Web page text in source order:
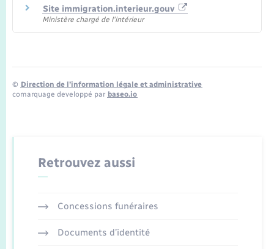
Site immigration.interieur.gouv
Ministère chargé de l'intérieur
© Direction de l’information légale et administrative
comarquage developpé par baseo.io
Retrouvez aussi
Concessions funéraires
Documents d’identité